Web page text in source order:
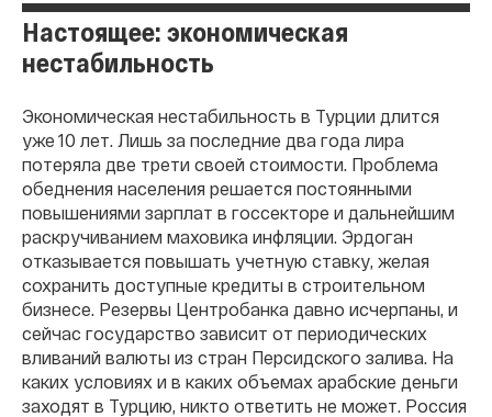
Настоящее: экономическая
нестабильность
Экономическая нестабильность в Турции длится
уже 10 лет. Лишь за последние два года лира
потеряла две трети своей стоимости. Проблема
обеднения населения решается постоянными
повышениями зарплат в госсекторе и дальнейшим
раскручиванием маховика инфляции. Эрдоган
отказывается повышать учетную ставку, желая
сохранить доступные кредиты в строительном
бизнесе. Резервы Центробанка давно исчерпаны, и
сейчас государство зависит от периодических
вливаний валюты из стран Персидского залива. На
каких условиях и в каких объемах арабские деньги
заходят в Турцию, никто ответить не может. Россия